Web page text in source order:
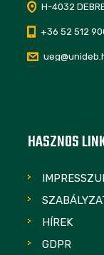
H-4032
+36 52 512
HASZNOS
HÍREK
GDPR